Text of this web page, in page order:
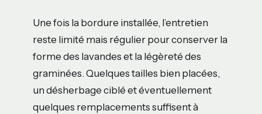
Une fois la bordure installée, l’entretien
reste limité mais régulier pour conserver la
forme des lavandes et la légèreté des
graminées. Quelques tailles bien placées,
un désherbage ciblé et éventuellement
quelques remplacements suffisent à